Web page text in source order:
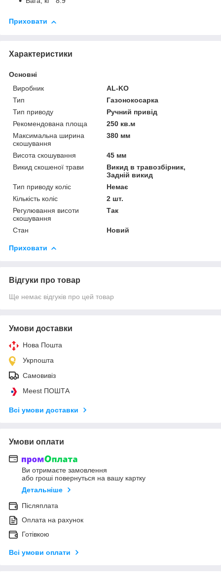
Приховати
Характеристики
Основні
Виробник
AL-KO
Тип
Газонокосарка
Тип приводу
Ручний привід
Рекомендована площа
250 кв.м
Максимальна ширина
скошування
380 мм
Висота скошування
45 мм
Викид скошеної трави
Викид в травозбірник,
Задній викид
Тип приводу коліс
Немає
Кількість коліс
2 шт.
Регулювання висоти
скошування
Так
Стан Новий
Приховати
Відгуки про товар
Ще немає відгуків про цей товар
Умови доставки
Нова Пошта
Укрпошта
Самовивіз
Meest ПОШТА
Всі умови доставки
Умови оплати
Ви отримаєте замовлення
або гроші повернуться на вашу картку
Детальніше
Післяплата
Оплата на рахунок
Готівкою
Всі умови оплати